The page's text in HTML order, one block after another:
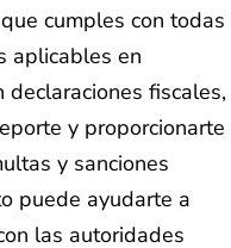
cumples con todas
aplicables en
declaraciones fiscales,
y proporcionarte
y sanciones
puede ayudarte a
las autoridades